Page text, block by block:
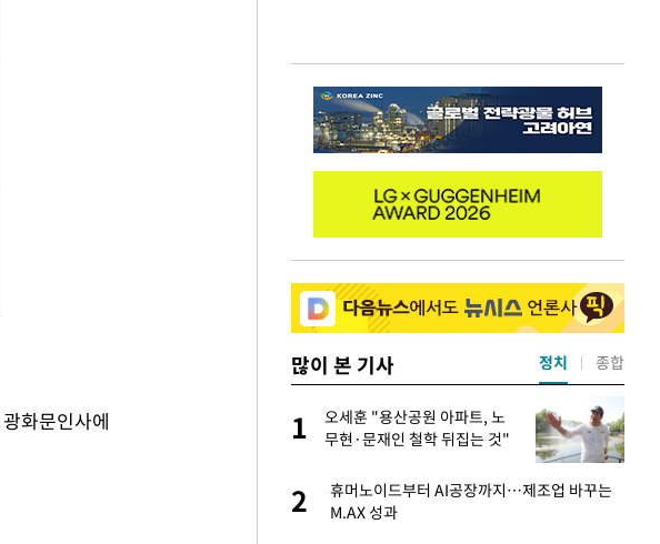
화문인사에
많이 본 기사
3개 띄워도 답답함 없
1
오세훈 "용산공원 아파트, 노
무현·문재인 철학 뒤집는 것"
2
휴머노이드부터 AI공장까지…제조업 바꾸는
M.AX 성과
정치 종합